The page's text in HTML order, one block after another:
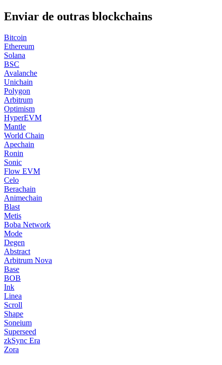
Enviar de outras blockchains
Bitcoin
Ethereum
Solana
BSC
Avalanche
Unichain
Polygon
Arbitrum
Optimism
HyperEVM
Mantle
World Chain
Apechain
Ronin
Sonic
Flow EVM
Celo
Berachain
Animechain
Blast
Metis
Boba Network
Mode
Degen
Abstract
Arbitrum Nova
Base
BOB
Ink
Linea
Scroll
Shape
Soneium
Superseed
zkSync Era
Zora